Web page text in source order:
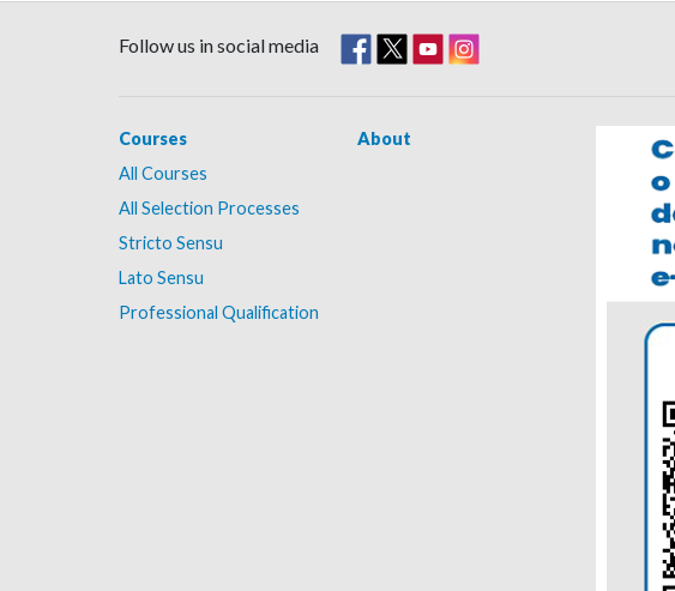
Follow us in social media
Courses
All Courses
All Selection Processes
Stricto Sensu
Lato Sensu
Professional Qualification
About